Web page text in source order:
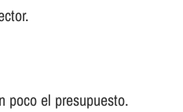
poco el presupuesto.